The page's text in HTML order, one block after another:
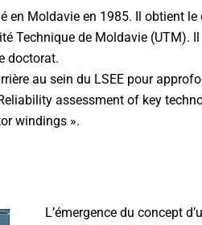
en Moldavie en 1985. Il obtient
Technique de Moldavie (UTM).
doctorat.
au sein du LSEE pour
assessment of key
windings ».
L’émergence du concept